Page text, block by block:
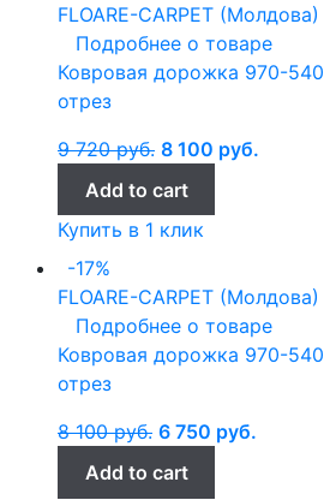
FLOARE-CARPET (Молдова)
Подробнее о товаре
Ковровая дорожка 970-
отрез
9 720руб. 8 100 руб.
Add to cart
Купить в 1 клик
-17%
FLOARE-CARPET (Молдова)
Подробнее о товаре
Ковровая дорожка 970-
отрез
8 100руб. 6 750 руб.
Add to cart